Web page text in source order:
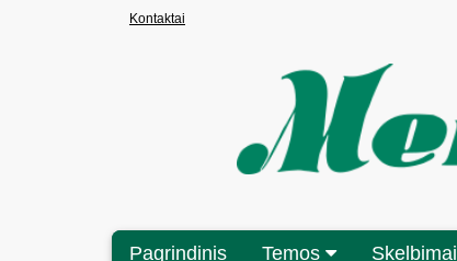
Kontaktai
Pagrindinis Temos Skelbimai